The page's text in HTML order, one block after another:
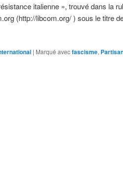
italienne », trouvé dans la
(http://libcom.org/ ) sous le titre
| Marqué avecfascisme,